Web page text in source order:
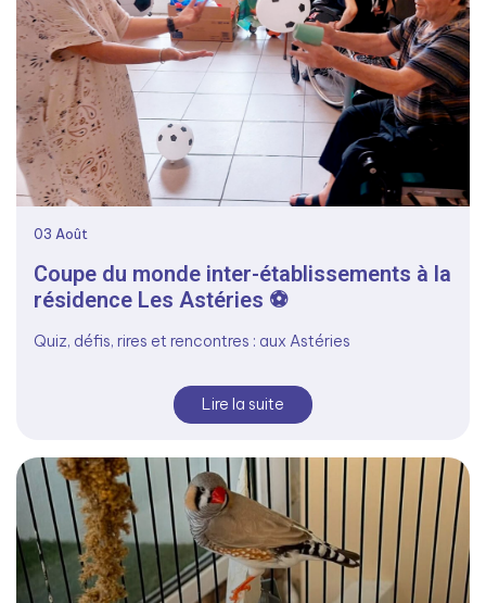
03 Août
Coupe du monde inter-établissements à la
résidence Les Astéries ⚽
Quiz, défis, rires et rencontres : aux Astéries
Lire la suite